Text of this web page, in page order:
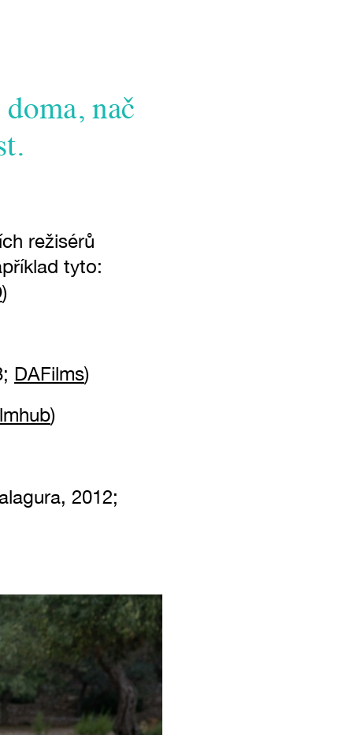
nač
režisérů
tyto:
)
DAFilms)
)
2012;